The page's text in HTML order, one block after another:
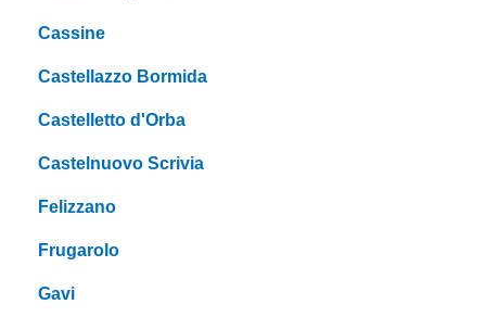
Cassine
Castellazzo Bormida
Castelletto d'Orba
Castelnuovo Scrivia
Felizzano
Frugarolo
Gavi